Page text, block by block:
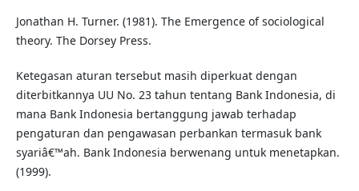
Jonathan H. Turner. (1981). The Emergence of sociological
theory. The Dorsey Press.
Ketegasan aturan tersebut masih diperkuat dengan
diterbitkannya UU No. 23 tahun tentang Bank Indonesia, di
mana Bank Indonesia bertanggung jawab terhadap
pengaturan dan pengawasan perbankan termasuk bank
syariâ€™ah. Bank Indonesia berwenang untuk menetapkan.
(1999).